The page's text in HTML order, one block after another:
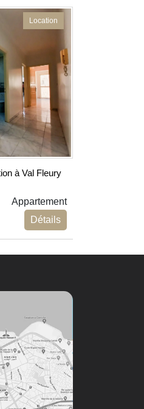
Location
à Val Fleury
Appartement
Détails